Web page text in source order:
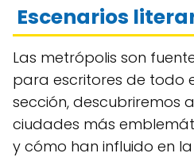
Escenarios
Las metrópolis son
para escritores de todo
sección, descubriremos
ciudades más
y cómo han influido en